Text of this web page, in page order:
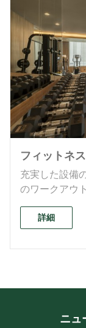
フィットネ
充実した設備
のワークアウ
詳細
ニュ